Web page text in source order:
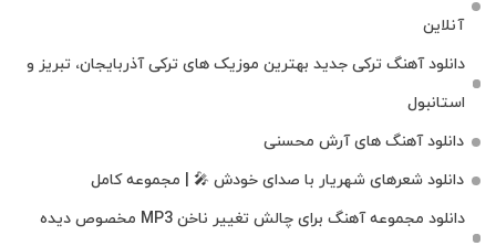
آنلاین
دانلود آهنگ ترکی جدید بهترین موزیک‌ های ترکی آذربایجان، تبریز و
استانبول
دانلود آهنگ های آرش محسنی
دانلود شعرهای شهریار با صدای خودش 🎤 | مجموعه کامل
دانلود مجموعه آهنگ برای چالش تغییر ناخن MP3 مخصوص دیده